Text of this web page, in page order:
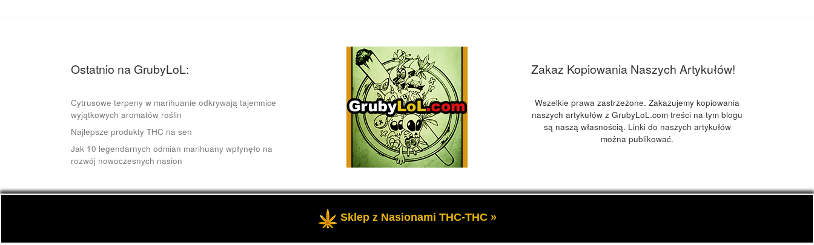
Ostatnio na GrubyLoL:
Cytrusowe terpeny w marihuanie odkrywają tajemnice
wyjątkowych aromatów roślin
Najlepsze produkty THC na sen
Jak 10 legendarnych odmian marihuany wpłynęło na
rozwój nowoczesnych nasion
Zakaz Kopiowania Naszych Artykułów!
Wszelkie prawa zastrzeżone. Zakazujemy kopiowania
naszych artykułów z GrubyLoL.com treści na tym blogu
są naszą własnością. Linki do naszych artykułów
można publikować.
- Przedstawia informacje o marihuanie, czyli cannabis blog, kuchnia konopna i wiele innych.
Sklep z Nasionami THC-THC »